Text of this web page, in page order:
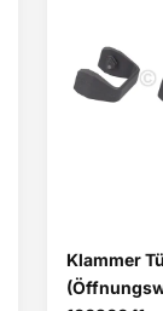
Klammer